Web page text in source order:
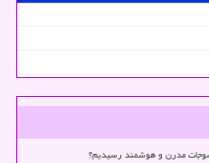
مدرن و هوشمند رسیدیم؟